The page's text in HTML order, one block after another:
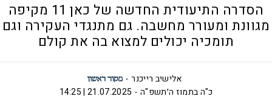
הסדרה התיעודית החדשה של כאן 11 מקיפה
מגוונת ומעורר מחשבה. גם מתנגדי העקירה וגם
תומכיה יכולים למצוא בה את קולם
אלישיב רייכנר
כ"ה בתמוז ה׳תשפ"ה
21.07.2025 | 14:25